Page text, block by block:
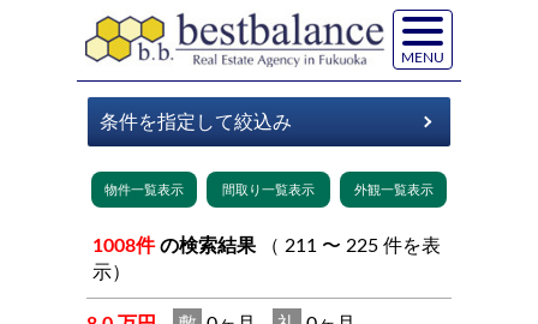
MENU
1008件 の検索結果
示）